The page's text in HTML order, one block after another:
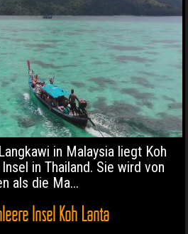
in Malaysia liegt Koh
in Thailand. Sie wird von
als die Ma...
Insel Koh Lanta